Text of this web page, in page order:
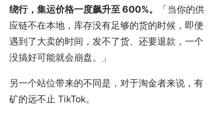
绕行，集运价格一度飙升至 600%。
「当你的供
应链不在本地，库存没有足够的货的时候，即便
遇到了大卖的时间，发不了货、还要退款，一个
没搞好可能就会崩盘。」
另一个站位带来的不同是，对于淘金者来说，有
矿的远不止 TikTok。